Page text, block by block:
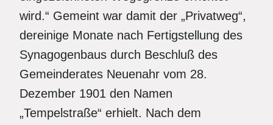
wird.“ Gemeint war damit der „Privatweg“,
dereinige Monate nach Fertigstellung des
Synagogenbaus durch Beschluß des
Gemeinderates Neuenahr vom 28.
Dezember 1901 den Namen
„Tempelstraße“ erhielt. Nach dem